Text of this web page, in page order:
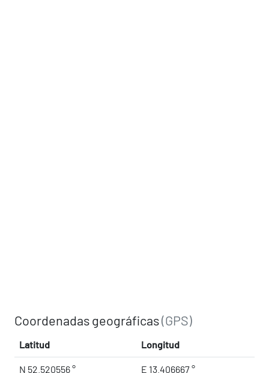
Coordenadas geográficas(GPS)
Latitud Longitud
N 52.520556 ° E 13.406667 °